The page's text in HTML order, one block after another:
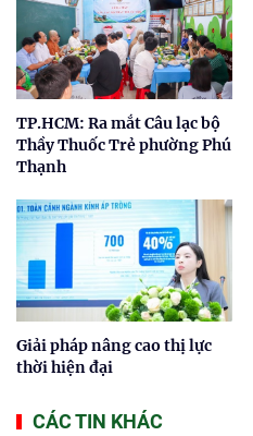
TP.HCM: Ra mắt Câu lạc bộ
Thầy Thuốc Trẻ phường Phú
Thạnh
Giải pháp nâng cao thị lực
thời hiện đại
CÁC TIN KHÁC